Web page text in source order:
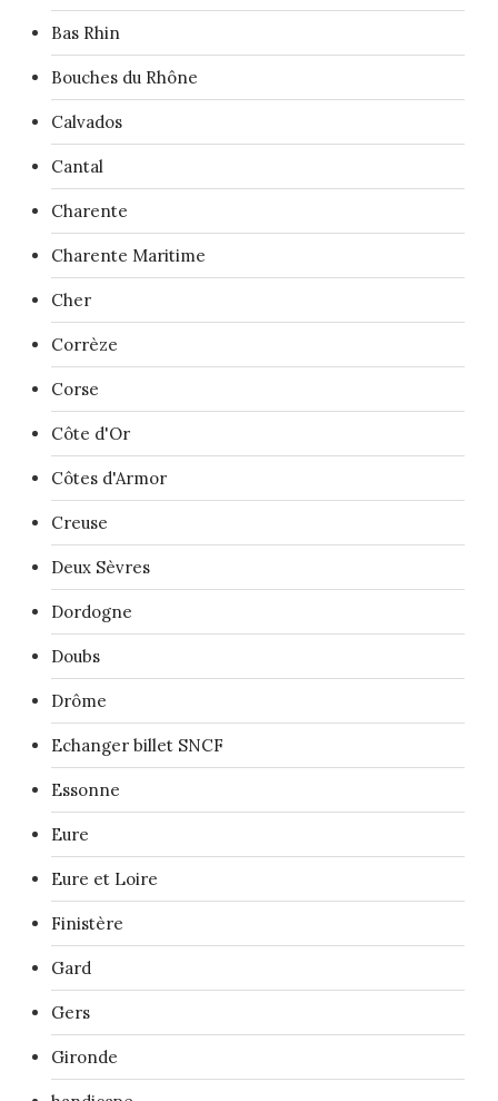
Bas Rhin
Bouches du Rhône
Calvados
Cantal
Charente
Charente Maritime
Cher
Corrèze
Corse
Côte d'Or
Côtes d'Armor
Creuse
Deux Sèvres
Dordogne
Doubs
Drôme
Echanger billet SNCF
Essonne
Eure
Eure et Loire
Finistère
Gard
Gers
Gironde